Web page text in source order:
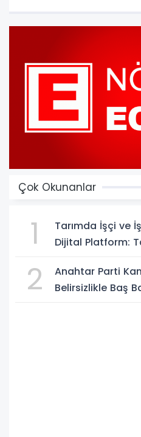
Çok Okunanlar
1
Tarımda İşçi ve
Dijital Platform:
2
Anahtar Parti
Belirsizlikle Baş